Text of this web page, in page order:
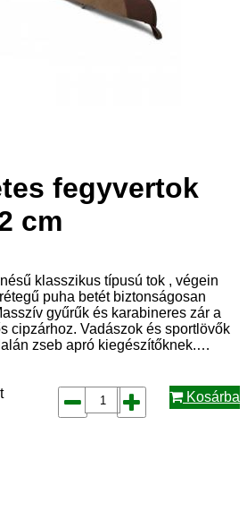
fegyvertok
cm
klasszikus típusú tok , végein
puha betét biztonságosan
gyűrűk és karabineres zár a
cipzárhoz. Vadászok és sportlövők
zseb apró kiegészítőknek.…
Kosárba